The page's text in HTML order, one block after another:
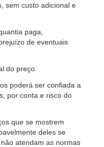
sem custo adicional e
paga,
de eventuais
do preço.
poderá ser confiada a
por conta e risco do
que se mostrem
deles se
atendam as normas